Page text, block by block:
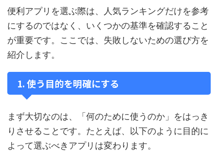
便利アプリを選ぶ際は、人気ランキングだけを参考
にするのではなく、いくつかの基準を確認すること
が重要です。ここでは、失敗しないための選び方を
紹介します。
1. 使う目的を明確にする
まず大切なのは、「何のために使うのか」をはっき
りさせることです。たとえば、以下のように目的に
よって選ぶべきアプリは変わります。